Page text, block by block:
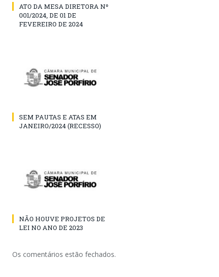
ATO DA MESA DIRETORA Nº
001/2024, DE 01 DE
FEVEREIRO DE 2024
SEM PAUTAS E ATAS EM
JANEIRO/2024 (RECESSO)
NÃO HOUVE PROJETOS DE
LEI NO ANO DE 2023
Os comentários estão fechados.